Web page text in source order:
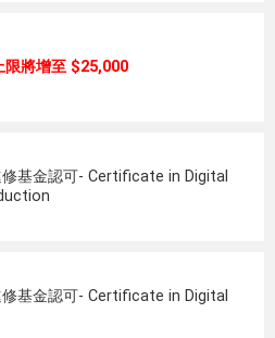
限將增至 $25,000
修基金認可- Certificate in Digital
修基金認可- Certificate in Digital